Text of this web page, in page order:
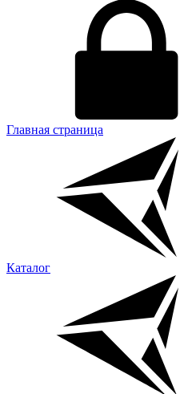
Главная страница
Каталог